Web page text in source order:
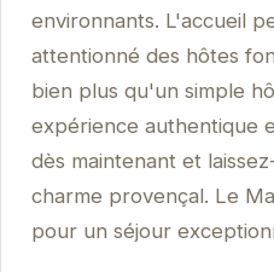
environnants. L'accueil
attentionné des hôtes
bien plus qu'un simple
expérience authentique
dès maintenant et
charme provençal. Le
pour un séjour